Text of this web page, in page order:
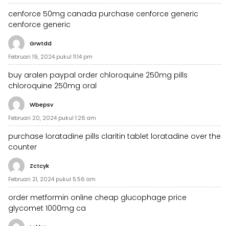
cenforce 50mg canada purchase cenforce generic
cenforce generic
Grwtdd
Februari 19, 2024 pukul 11:14 pm
buy aralen paypal order chloroquine 250mg pills
chloroquine 250mg oral
Wbepsv
Februari 20, 2024 pukul 1:26 am
purchase loratadine pills claritin tablet loratadine over the
counter
Zctcyk
Februari 21, 2024 pukul 5:56 am
order metformin online cheap glucophage price
glycomet 1000mg ca